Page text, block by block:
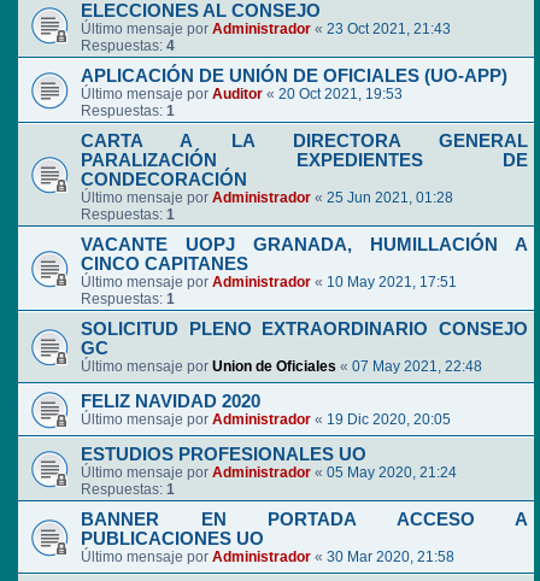
ELECCIONES AL CONSEJO
Último mensaje por Administrador « 23 Oct 2021, 21:43
Respuestas: 4
APLICACIÓN DE UNIÓN DE OFICIALES (UO-APP)
Último mensaje por Auditor « 20 Oct 2021, 19:53
Respuestas: 1
CARTA A LA DIRECTORA GENERAL
PARALIZACIÓN EXPEDIENTES DE
CONDECORACIÓN
Último mensaje por Administrador « 25 Jun 2021, 01:28
Respuestas: 1
VACANTE UOPJ GRANADA, HUMILLACIÓN A
CINCO CAPITANES
Último mensaje por Administrador « 10 May 2021, 17:51
Respuestas: 1
SOLICITUD PLENO EXTRAORDINARIO CONSEJO
GC
Último mensaje por Union de Oficiales « 07 May 2021, 22:48
FELIZ NAVIDAD 2020
Último mensaje por Administrador « 19 Dic 2020, 20:05
ESTUDIOS PROFESIONALES UO
Último mensaje por Administrador « 05 May 2020, 21:24
Respuestas: 1
BANNER EN PORTADA ACCESO A
PUBLICACIONES UO
Último mensaje por Administrador « 30 Mar 2020, 21:58